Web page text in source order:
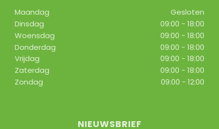
Maandag
Gesloten
Dinsdag
09:00 - 18:00
Woensdag
09:00 - 18:00
Donderdag
09:00 - 18:00
Vrijdag
09:00 - 18:00
Zaterdag
09:00 - 18:00
Zondag
09:00 - 12:00
NIEUWSBRIEF